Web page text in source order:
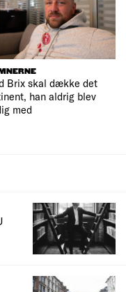
Brix skal dække det
han aldrig blev
med